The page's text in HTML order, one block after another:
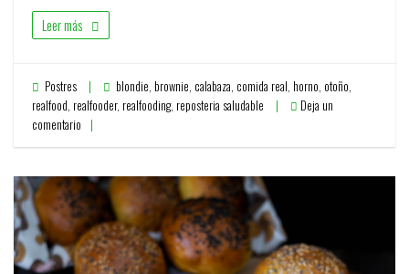
Leer más
Postres blondie, brownie, calabaza, comida real, horno, otoño,
realfood, realfooder, realfooding, reposteria saludable
Deja un
comentario